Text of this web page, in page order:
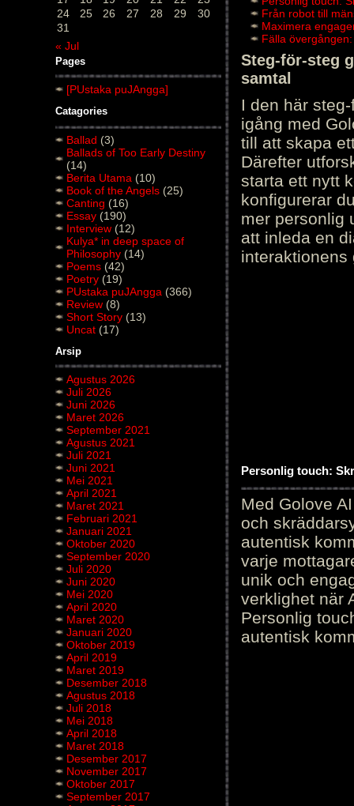
24
25 26 27 28 29
30
31
« Jul
Pages
[PUstaka puJAngga]
Catagories
Ballad (3)
Ballads of Too Early Destiny
(14)
Berita Utama (10)
Book of the Angels (25)
Canting (16)
Essay (190)
Interview (12)
Kulya* in deep space of
Philosophy (14)
Poems (42)
Poetry (19)
PUstaka puJAngga (366)
Review (8)
Short Story (13)
Uncat (17)
Arsip
Agustus 2026
Juli 2026
Juni 2026
Maret 2026
September 2021
Agustus 2021
Juli 2021
Juni 2021
Mei 2021
April 2021
Maret 2021
Februari 2021
Januari 2021
Oktober 2020
September 2020
Juli 2020
Juni 2020
Mei 2020
April 2020
Maret 2020
Januari 2020
Oktober 2019
April 2019
Maret 2019
Desember 2018
Agustus 2018
Juli 2018
Mei 2018
April 2018
Maret 2018
Desember 2017
November 2017
Oktober 2017
September 2017
Från robot till
Maximera
Fälla
Steg-för-steg
samtal
I den här
igång med
till att skapa
Därefter
starta ett nytt
konfigurerar
mer personlig
att inleda en
interaktionens
Personlig touch:
Med Golove
och
autentisk
varje
unik och
verklighet när
Personlig
autentisk